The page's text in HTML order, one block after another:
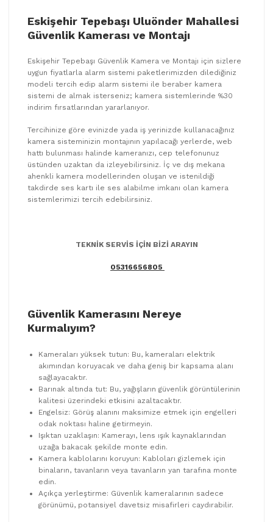
Eskişehir Tepebaşı Uluönder Mahallesi
Güvenlik Kamerası ve Montajı
Eskişehir Tepebaşı Güvenlik Kamera ve Montajı için sizlere
uygun fiyatlarla alarm sistemi paketlerimizden dilediğiniz
modeli tercih edip alarm sistemi ile beraber kamera
sistemi de almak isterseniz; kamera sistemlerinde %30
indirim fırsatlarından yararlanıyor.
Tercihinize göre evinizde yada iş yerinizde kullanacağınız
kamera sisteminizin montajının yapılacağı yerlerde, web
hattı bulunması halinde kameranızı, cep telefonunuz
üstünden uzaktan da izleyebilirsiniz. İç ve dış mekana
ahenkli kamera modellerinden oluşan ve istenildiği
takdirde ses kartı ile ses alabilme imkanı olan kamera
sistemlerimizi tercih edebilirsiniz.
TEKNİK SERVİS İÇİN BİZİ ARAYIN
05316656805
Güvenlik Kamerasını Nereye
Kurmalıyım?
Kameraları yüksek tutun: Bu, kameraları elektrik
akımından koruyacak ve daha geniş bir kapsama alanı
sağlayacaktır.
Barınak altında tut: Bu, yağışların güvenlik görüntülerinin
kalitesi üzerindeki etkisini azaltacaktır.
Engelsiz: Görüş alanını maksimize etmek için engelleri
odak noktası haline getirmeyin.
Işıktan uzaklaşın: Kamerayı, lens ışık kaynaklarından
uzağa bakacak şekilde monte edin.
Kamera kablolarını koruyun: Kabloları gizlemek için
binaların, tavanların veya tavanların yan tarafına monte
edin.
Açıkça yerleştirme: Güvenlik kameralarının sadece
görünümü, potansiyel davetsiz misafirleri caydırabilir.